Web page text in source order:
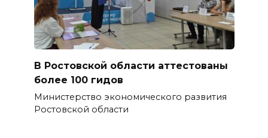
В Ростовской области аттестованы
более 100 гидов
Министерство экономического развития
Ростовской области